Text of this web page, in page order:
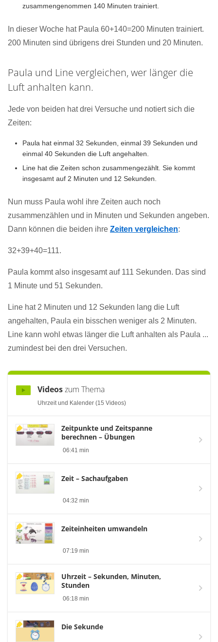
zusammengenommen 140 Minuten trainiert.
In dieser Woche hat Paula 60+140=200 Minuten trainiert.
200 Minuten sind übrigens drei Stunden und 20 Minuten.
Paula und Line vergleichen, wer länger die
Luft anhalten kann.
Jede von beiden hat drei Versuche und notiert sich die
Zeiten:
Paula hat einmal 32 Sekunden, einmal 39 Sekunden und
einmal 40 Sekunden die Luft angehalten.
Line hat die Zeiten schon zusammengezählt. Sie kommt
insgesamt auf 2 Minuten und 12 Sekunden.
Nun muss Paula wohl ihre Zeiten auch noch
zusammenzählen und in Minuten und Sekunden angeben.
Dann können die beiden ihre Zeiten vergleichen:
32+39+40=111.
Paula kommt also insgesamt auf 111 Sekunden. Das sind
1 Minute und 51 Sekunden.
Line hat 2 Minuten und 12 Sekunden lang die Luft
angehalten, Paula ein bisschen weniger als 2 Minuten.
Line kann wohl etwas länger die Luft anhalten als Paula ...
zumindest bei den drei Versuchen.
Videoszum Thema
Uhrzeit und Kalender (15 Videos)
Zeitpunkte und Zeitspanne
berechnen – Übungen
06:41 min
Zeit – Sachaufgaben
04:32 min
Zeiteinheiten umwandeln
07:19 min
Uhrzeit – Sekunden, Minuten,
Stunden
06:18 min
Die Sekunde